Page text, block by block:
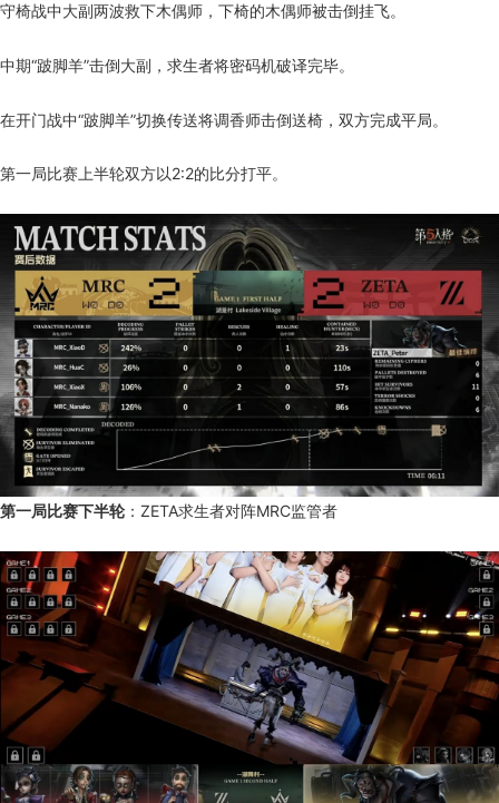
守椅战中大副两波救下木偶师，下椅的木偶师被击倒挂飞。
中期“跛脚羊”击倒大副，求生者将密码机破译完毕。
在开门战中“跛脚羊”切换传送将调香师击倒送椅，双方完成平局。
第一局比赛上半轮双方以2:2的比分打平。
第一局比赛下半轮：ZETA求生者对阵MRC监管者